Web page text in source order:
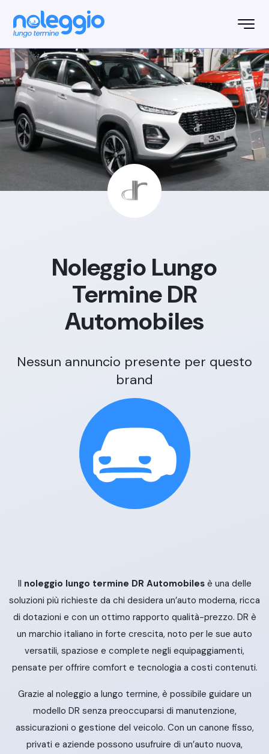
Noleggio Lungo
TermineDR
Automobiles
Nessun annuncio presente per questo
brand
Il noleggio lungo termine DR Automobilesè una delle
soluzioni più richieste da chi desidera un’auto moderna, ricca
di dotazioni e con un ottimo rapporto qualità-prezzo. DR è
un marchio italiano in forte crescita, noto per le sue auto
versatili, spaziose e complete negli equipaggiamenti,
pensate per offrire comfort e tecnologia a costi contenuti.
Grazie al noleggio a lungo termine, è possibile guidare un
modello DR senza preoccuparsi di manutenzione,
assicurazioni o gestione del veicolo. Con un canone fisso,
privati e aziende possono usufruire di un’auto nuova,